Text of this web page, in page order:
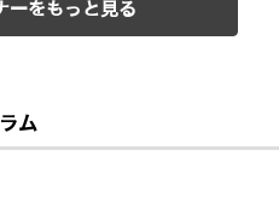
ーをもっと見る
ム